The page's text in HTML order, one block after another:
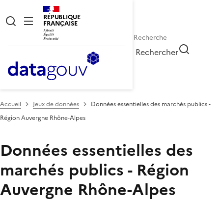
RÉPUBLIQUE
FRANÇAISE
Rechercher
Accueil Jeux de données
Données essentielles des marchés publics -
Région Auvergne Rhône-Alpes
Données essentielles des
marchés publics - Région
Auvergne Rhône-Alpes